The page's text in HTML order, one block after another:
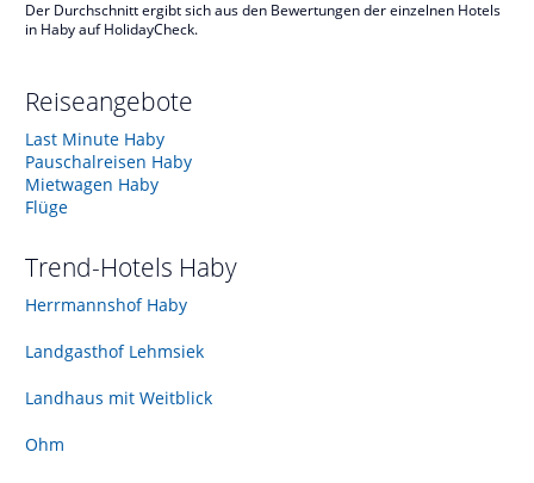
Der Durchschnitt ergibt sich aus den Bewertungen der einzelnen Hotels
in Haby auf HolidayCheck.
Reiseangebote
Last Minute Haby
Pauschalreisen Haby
Mietwagen Haby
Flüge
Trend-Hotels Haby
Herrmannshof Haby
Landgasthof Lehmsiek
Landhaus mit Weitblick
Ohm